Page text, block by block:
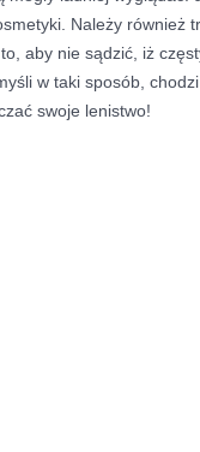
Należy również
aby nie sądzić, iż
w taki sposób,
swoje lenistwo!